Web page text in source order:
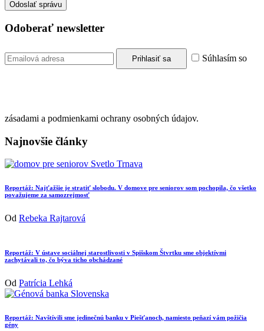
Odoberať newsletter
Súhlasím so
zásadami a podmienkami ochrany osobných údajov.
Najnovšie články
Reportáž: Najťažšie je stratiť slobodu. V domove pre seniorov som pochopila, čo všetko
považujeme za samozrejmosť
Od Rebeka Rajtarová
Reportáž: V ústave sociálnej starostlivosti v Spišskom Štvrtku sme objektívmi
zachytávali to, čo býva ticho obchádzané
Od Patrícia Lehká
Reportáž: Navštívili sme jedinečnú banku v Piešťanoch, namiesto peňazí vám požičia
gény